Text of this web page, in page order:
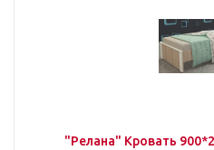
"Релана" Кровать